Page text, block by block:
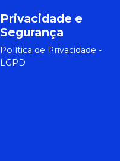
Privacidade e
Segurança
Política de Privacidade -
LGPD